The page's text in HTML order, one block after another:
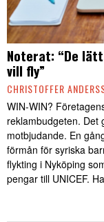
Noterat: “De
vill fly”
CHRISTOFFER
WIN-WIN?
reklambudgeten. Det
motbjudande. En
förmån för syriska
flykting i Nyköping
pengar till UNICEF.